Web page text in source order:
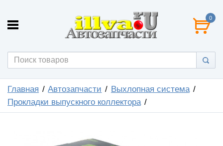
0
Главная Автозапчасти
Выхлопная система
Прокладки выпускного коллектора